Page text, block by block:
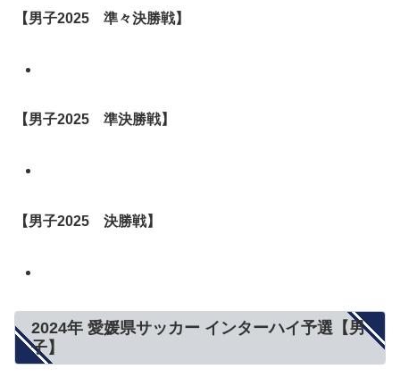
【男子2025 準々決勝戦】
【男子2025 準決勝戦】
【男子2025 決勝戦】
2024年 愛媛県サッカー インターハイ予選【男
子】